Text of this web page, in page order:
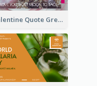
Valentine Quote Greeting Card